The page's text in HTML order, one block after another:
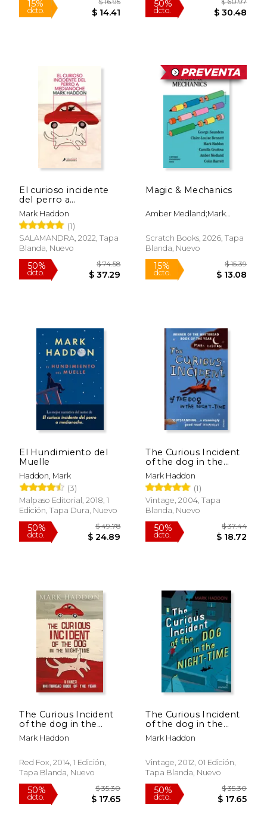
dcto.
50%
dcto.
15%
dcto.
50%
dcto.
El curioso incidente
del perro a
medianoche
Mark Haddon
(1)
SALAMANDRA, 2022, Tapa
Blanda, Nuevo
50%
dcto.
Magic & Mechanics
Amber Medland;Mark
Saunders;Colin
Barrett;Claire-Louise
Bennett;Camilla Grudova
Scratch Books, 2026, Tapa
Blanda, Nuevo
15%
dcto.
El Hundimiento del
Muelle
Haddon, Mark
(3)
Malpaso Editorial, 2018, 1
Edición, Tapa Dura, Nuevo
The Curious Incident
of the dog in the
Night-Time (en
Inglés)
Mark Haddon
(1)
Vintage, 2004, Tapa
Blanda, Nuevo
The Curious Incident
of the dog in the
Night-Time (en
Inglés)
Mark Haddon
Red Fox, 2014, 1 Edición,
Tapa Blanda, Nuevo
The Curious Incident
of the dog in the
Night-Time: Vintage
Children's Classics (en
Mark Haddon
Vintage, 2012, 01 Edición,
Tapa Blanda, Nuevo